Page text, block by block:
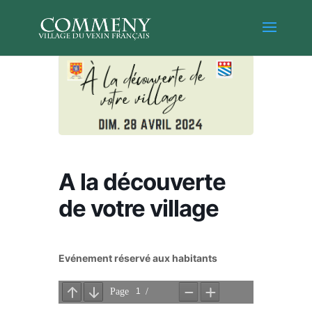
A la découverte
de votre village
Evénement réservé aux habitants